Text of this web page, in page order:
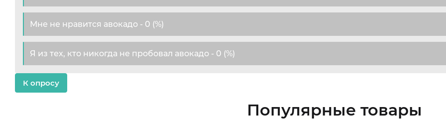
Мне не нравится авокадо - 0 (%)
Я из тех, кто никогда не пробовал авокадо - 0 (%)
К опросу
Популярные товары